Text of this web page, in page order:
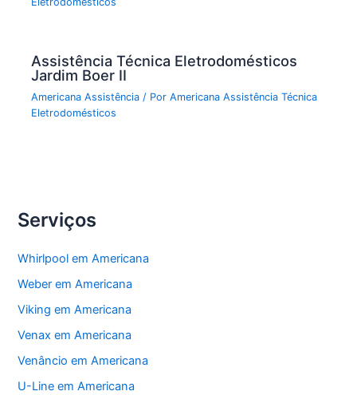
Assistência Técnica Eletrodomésticos
Jardim Boer II
Americana Assistência / PorAmericana Assistência Técnica
Eletrodomésticos
Serviços
Whirlpool em Americana
Weber em Americana
Viking em Americana
Venax em Americana
Venâncio em Americana
U-Line em Americana